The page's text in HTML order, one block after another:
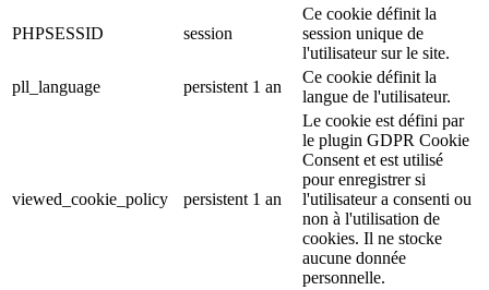
PHPSESSID session
Ce cookie définit la
session unique de
l'utilisateur sur le site.
pll_language
persistent 1 an
Ce cookie définit la
langue de l'utilisateur.
viewed_cookie_policy persistent 1 an
Le cookie est défini par
le plugin GDPR Cookie
Consent et est utilisé
pour enregistrer si
l'utilisateur a consenti ou
non à l'utilisation de
cookies. Il ne stocke
aucune donnée
personnelle.